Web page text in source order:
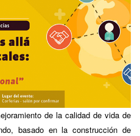
de la calidad de vida de
basado en la construcción de